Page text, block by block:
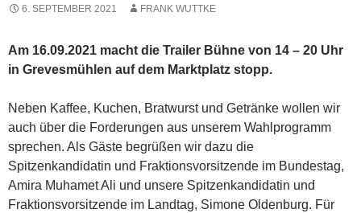
6. SEPTEMBER 2021 FRANK WUTTKE
Am 16.09.2021 macht die Trailer Bühne von 14 – 20 Uhr
in Grevesmühlen auf dem Marktplatz stopp.
Neben Kaffee, Kuchen, Bratwurst und Getränke wollen wir
auch über die Forderungen aus unserem Wahlprogramm
sprechen. Als Gäste begrüßen wir dazu die
Spitzenkandidatin und Fraktionsvorsitzende im Bundestag,
Amira Muhamet Ali und unsere Spitzenkandidatin und
Fraktionsvorsitzende im Landtag, Simone Oldenburg. Für